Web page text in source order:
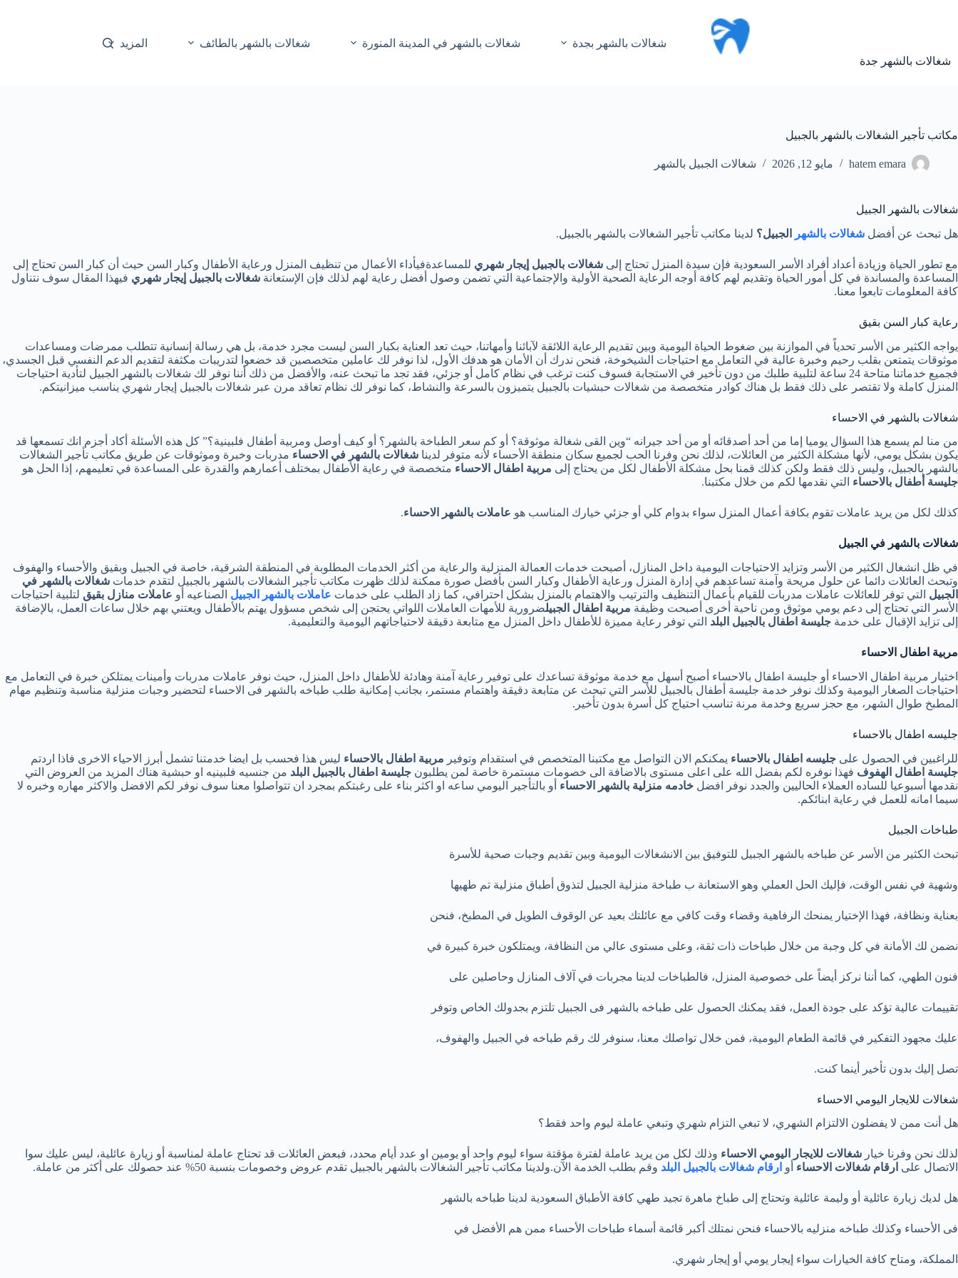
شغالات بالشهر جدة
شغالات بالشهر بجدة شغالات بالشهر في المدينة المنورة شغالات بالشهر بالطائف المزيد
مكاتب تأجير الشغالات بالشهر بالجبيل
hatem emara مايو 12, 2026 شغالات الجبيل بالشهر
شغالات بالشهر الجبيل
هل تبحث عن أفضل شغالات بالشهر الجبيل؟ لدينا مكاتب تأجير الشغالات بالشهر بالجبيل.
مع تطور الحياة وزيادة أعداد أفراد الأسر السعودية فإن سيدة المنزل تحتاج إلى شغالات بالجبيل إيجار شهري للمساعدةفيأداء الأعمال من تنظيف المنزل ورعاية الأطفال وكبار السن حيث أن كبار السن تحتاج إلى
المساعدة والمساندة في كل أمور الحياة وتقديم لهم كافة أوجه الرعاية الصحية الأولية والإجتماعية التي تضمن وصول أفضل رعاية لهم لذلك فإن الإستعانة شغالات بالجبيل إيجار شهري فيهذا المقال سوف نتناول
كافة المعلومات تابعوا معنا.
رعاية كبار السن بقيق
​يواجه الكثير من الأسر تحدياً في الموازنة بين ضغوط الحياة اليومية وبين تقديم الرعاية اللائقة لآبائنا وأمهاتنا، حيث تعد العناية بكبار السن ليست مجرد خدمة، بل هي رسالة إنسانية تتطلب ممرضات ومساعدات
موثوقات يتمتعن بقلب رحيم وخبرة عالية في التعامل مع احتياجات الشيخوخة، فنحن ندرك أن الأمان هو هدفك الأول، لذا نوفر لك عاملين متخصصين قد خضعوا لتدريبات مكثفة لتقديم الدعم النفسي قبل الجسدي،
فجميع خدماتنا متاحة 24 ساعة لتلبية طلبك من دون تأخير في الاستجابة فسوف كنت ترغب في نظام كامل أو جزئي، فقد تجد ما تبحث عنه، والأفضل من ذلك أننا نوفر لك شغالات بالشهر الجبيل لتأدية احتياجات
المنزل كاملة ولا تقتصر على ذلك فقط بل هناك كوادر متخصصة من شغالات حبشيات بالجبيل يتميزون بالسرعة والنشاط، كما نوفر لك نظام تعاقد مرن عبر شغالات بالجبيل إيجار شهري يناسب ميزانيتكم.
شغالات بالشهر في الاحساء
من منا لم يسمع هذا السؤال يوميا إما من أحد أصدقائه أو من أحد جيرانه “وين القى شغالة موثوقة؟ أو كم سعر الطباخة بالشهر؟ أو كيف أوصل ومربية أطفال فلبينية؟” كل هذه الأسئلة أكاد أجزم انك تسمعها قد
يكون بشكل يومي، لأنها مشكلة الكثير من العائلات، لذلك نحن وفرنا الحب لجميع سكان منطقة الأحساء لأنه متوفر لدينا شغالات بالشهر في الاحساء مدربات وخبرة وموثوقات عن طريق مكاتب تأجير الشغالات
بالشهر بالجبيل، وليس ذلك فقط ولكن كذلك قمنا بحل مشكلة الأطفال لكل من يحتاج إلى مربية اطفال الاحساء متخصصة في رعاية الأطفال بمختلف أعمارهم والقدرة على المساعدة في تعليمهم، إذا الحل هو
جليسة أطفال بالاحساء التي نقدمها لكم من خلال مكتبنا.
كذلك لكل من يريد عاملات تقوم بكافة أعمال المنزل سواء بدوام كلي أو جزئي خيارك المناسب هو عاملات بالشهر الاحساء.
شغالات بالشهر في الجبيل
في ظل انشغال الكثير من الأسر وتزايد الاحتياجات اليومية داخل المنازل، أصبحت خدمات العمالة المنزلية والرعاية من أكثر الخدمات المطلوبة في المنطقة الشرقية، خاصة في الجبيل وبقيق والأحساء والهفوف
وتبحث العائلات دائما عن حلول مريحة وآمنة تساعدهم في إدارة المنزل ورعاية الأطفال وكبار السن بأفضل صورة ممكنة لذلك ظهرت مكاتب تأجير الشغالات بالشهر بالجبيل لتقدم خدمات شغالات بالشهر في
الجبيل التي توفر للعائلات عاملات مدربات للقيام بأعمال التنظيف والترتيب والاهتمام بالمنزل بشكل احترافي، كما زاد الطلب على خدمات عاملات بالشهر الجبيل الصناعيه أو عاملات منازل بقيق لتلبية احتياجات
الأسر التي تحتاج إلى دعم يومي موثوق ومن ناحية أخرى أصبحت وظيفة مربية اطفال الجبيلضرورية للأمهات العاملات اللواتي يحتجن إلى شخص مسؤول يهتم بالأطفال ويعتني بهم خلال ساعات العمل، بالإضافة
إلى تزايد الإقبال على خدمة جليسة اطفال بالجبيل البلد التي توفر رعاية مميزة للأطفال داخل المنزل مع متابعة دقيقة لاحتياجاتهم اليومية والتعليمية.
مربية اطفال الاحساء
اختيار مربية اطفال الاحساء أو جليسة اطفال بالاحساء أصبح أسهل مع خدمة موثوقة تساعدك على توفير رعاية آمنة وهادئة للأطفال داخل المنزل، حيث نوفر عاملات مدربات وأمينات يمتلكن خبرة في التعامل مع
احتياجات الصغار اليومية وكذلك نوفر خدمة جليسة أطفال بالجبيل للأسر التي تبحث عن متابعة دقيقة واهتمام مستمر، بجانب إمكانية طلب طباخه بالشهر فى الاحساء لتحضير وجبات منزلية مناسبة وتنظيم مهام
المطبخ طوال الشهر، مع حجز سريع وخدمة مرنة تناسب احتياج كل أسرة بدون تأخير.
جليسه اطفال بالاحساء
للراغبين في الحصول على جليسه اطفال بالاحساء يمكنكم الان التواصل مع مكتبنا المتخصص في استقدام وتوفير مربية اطفال بالاحساء ليس هذا فحسب بل ايضا خدمتنا تشمل أبرز الاحياء الاخرى فاذا اردتم
جليسة اطفال الهفوف فهذا نوفره لكم بفضل الله على اعلى مستوى بالاضافة الى خصومات مستمرة خاصة لمن يطلبون جليسة اطفال بالجبيل البلد من جنسيه فلبينيه او حبشية هناك المزيد من العروض التي
نقدمها أسبوعيا للساده العملاء الحاليين والجدد نوفر افضل خادمه منزلية بالشهر الاحساء أو بالتأجير اليومي ساعه او اكثر بناء على رغبتكم بمجرد ان تتواصلوا معنا سوف نوفر لكم الافضل والاكثر مهاره وخبره لا
سيما امانه للعمل في رعاية ابنائكم.
طباخات الجبيل
تبحث الكثير من الأسر عن طباخه بالشهر الجبيل للتوفيق بين الانشغالات اليومية وبين تقديم وجبات صحية للأسرة
وشهية في نفس الوقت، فإليك الحل العملي وهو الاستعانة ب طباخة منزلية الجبيل لتذوق أطباق منزلية تم طهيها
بعناية ونظافة، فهذا الإختيار يمنحك الرفاهية وقضاء وقت كافي مع عائلتك بعيد عن الوقوف الطويل في المطبخ، فنحن
نضمن لك الأمانة في كل وجبة من خلال طباخات ذات ثقة، وعلى مستوى عالي من النظافة، ويمتلكون خبرة كبيرة في
فنون الطهي، كما أننا نركز أيضاً على خصوصية المنزل، فالطباخات لدينا مجربات في آلاف المنازل وحاصلين على
تقييمات عالية تؤكد على جودة العمل، فقد يمكنك الحصول على طباخه بالشهر فى الجبيل تلتزم بجدولك الخاص وتوفر
عليك مجهود التفكير في قائمة الطعام اليومية، فمن خلال تواصلك معنا، سنوفر لك رقم طباخه في الجبيل والهفوف،
تصل إليك بدون تأخير أينما كنت.
شغالات للايجار اليومي الاحساء
هل أنت ممن لا يفضلون الالتزام الشهري، لا تبغي التزام شهري وتبغي عاملة ليوم واحد فقط؟
لذلك نحن وفرنا خيار شغالات للايجار اليومي الاحساء وذلك لكل من يريد عاملة لفترة مؤقتة سواء ليوم واحد أو يومين او عدد أيام محدد، فبعض العائلات قد تحتاج عاملة لمناسبة أو زيارة عائلية، ليس عليك سوا
الاتصال على ارقام شغالات الاحساء أو ارقام شغالات بالجبيل البلد وقم بطلب الخدمة الآن.ولدينا مكاتب تأجير الشغالات بالشهر بالجبيل تقدم عروض وخصومات بنسبة 50% عند حصولك على أكثر من عاملة.
هل لديك زيارة عائلية أو وليمة عائلية وتحتاج إلى طباخ ماهرة تجيد طهي كافة الأطباق السعودية لدينا طباخه بالشهر
فى الأحساء وكذلك طباخه منزليه بالاحساء فنحن نمتلك أكبر قائمة أسماء طباخات الأحساء ممن هم الأفضل في
المملكة، ومتاح كافة الخيارات سواء إيجار يومي أو إيجار شهري.